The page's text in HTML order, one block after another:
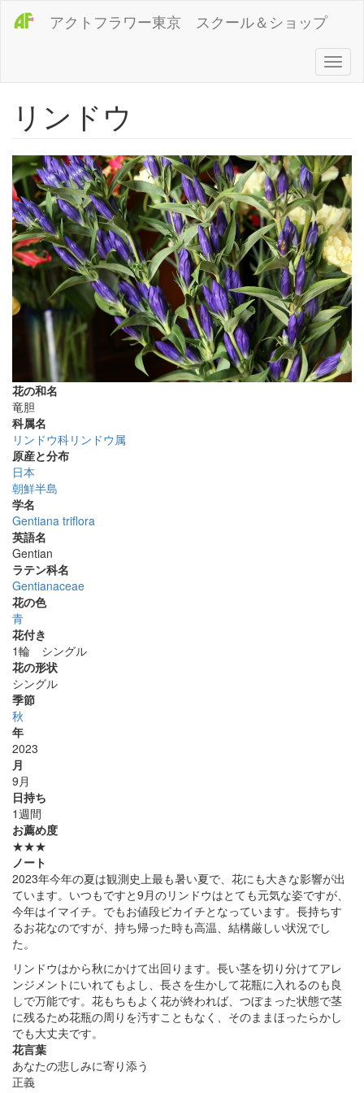
アクトフラワー東京 スクール＆ショップ
リンドウ
花の和名
竜胆
科属名
リンドウ科リンドウ属
原産と分布
日本
朝鮮半島
学名
Gentiana triflora
英語名
Gentian
ラテン科名
Gentianaceae
花の色
青
花付き
1輪 シングル
花の形状
シングル
季節
秋
年
2023
月
9月
日持ち
1週間
お薦め度
★★★
ノート
2023年今年の夏は観測史上最も暑い夏で、花にも大きな影響が出
ています。いつもですと9月のリンドウはとても元気な姿ですが、
今年はイマイチ。でもお値段ピカイチとなっています。長持ちす
るお花なのですが、持ち帰った時も高温、結構厳しい状況でし
た。
リンドウはから秋にかけて出回ります。長い茎を切り分けてアレ
ンジメントにいれてもよし、長さを生かして花瓶に入れるのも良
しで万能です。花もちもよく花が終われば、つぼまった状態で茎
に残るため花瓶の周りを汚すこともなく、そのままほったらかし
でも大丈夫です。
花言葉
あなたの悲しみに寄り添う
正義